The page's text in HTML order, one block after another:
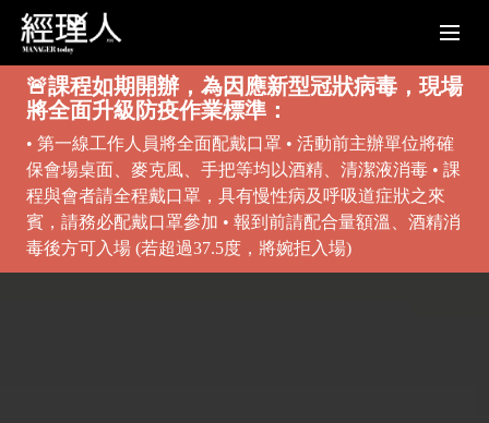
🚨課程如期開辦，為因應新型冠狀病毒，現場
將全面升級防疫作業標準：
• 第一線工作人員將全面配戴口罩 • 活動前主辦單位將確
保會場桌面、麥克風、手把等均以酒精、清潔液消毒 • 課
程與會者請全程戴口罩，具有慢性病及呼吸道症狀之來
賓，請務必配戴口罩參加 • 報到前請配合量額溫、酒精消
毒後方可入場 (若超過37.5度，將婉拒入場)